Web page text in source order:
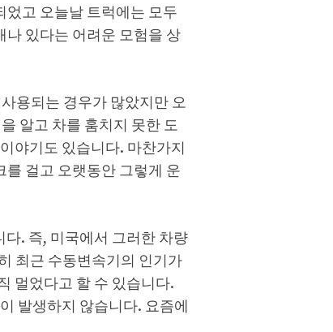
었고 오늘날 트럭에는 모두
나 있다는 어려운 모험을 상
용되는 경우가 많았지만 오
알고 차를 훔치지 못한 도
야기도 있습니다. 마찬가지
걸고 오랫동안 그렇게 운
. 즉, 미국에서 그러한 차량
최근 수동변속기의 인기가
멀었다고 할 수 있습니다.
발생하지 않습니다. 요즘에